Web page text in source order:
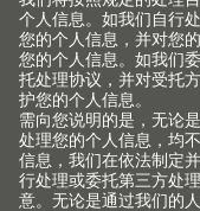
EASYSTICK
MINIPRESS 专业钻